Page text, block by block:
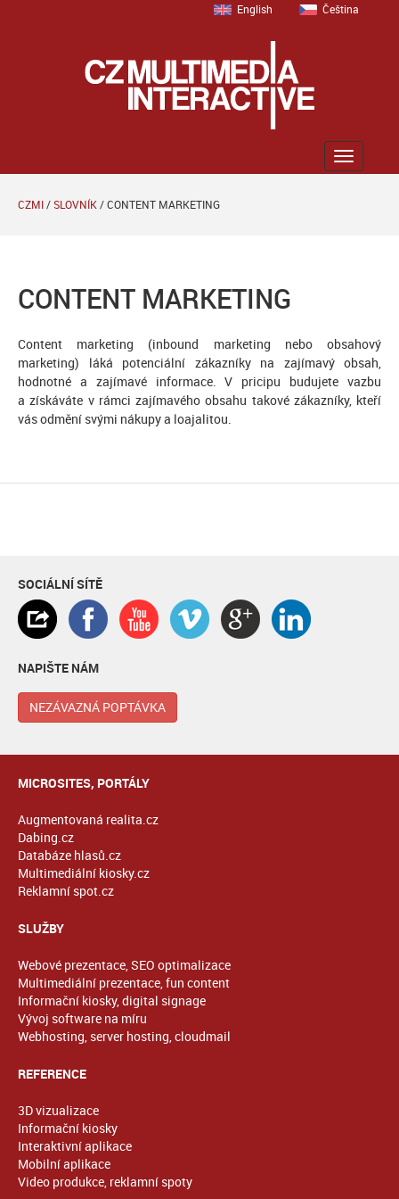
English Čeština
Zobrazit
menu
CZMI/SLOVNÍK/CONTENT MARKETING
CONTENT MARKETING
Content marketing (inbound marketing nebo obsahový
marketing) láká potenciální zákazníky na zajímavý obsah,
hodnotné a zajímavé informace. V pricipu budujete vazbu
a získáváte v rámci zajímavého obsahu takové zákazníky, kteří
vás odmění svými nákupy a loajalitou.
SOCIÁLNÍ SÍTĚ
NAPIŠTE NÁM
NEZÁVAZNÁ POPTÁVKA
MICROSITES, PORTÁLY
Augmentovaná realita.cz
Dabing.cz
Databáze hlasů.cz
Multimediální kiosky.cz
Reklamní spot.cz
SLUŽBY
Webové prezentace, SEO optimalizace
Multimediální prezentace, fun content
Informační kiosky, digital signage
Vývoj software na míru
Webhosting, server hosting, cloudmail
REFERENCE
3D vizualizace
Informační kiosky
Interaktivní aplikace
Mobilní aplikace
Video produkce, reklamní spoty